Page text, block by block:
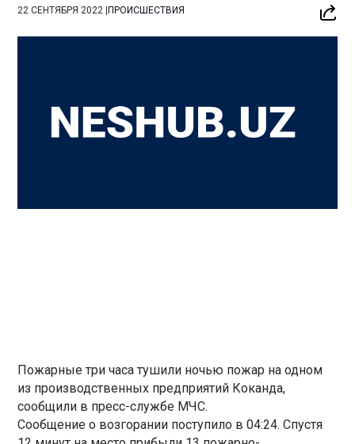
22 СЕНТЯБРЯ 2022 |ПРОИСШЕСТВИЯ
Пожарные три часа тушили ночью пожар на одном
из производственных предприятий Коканда,
сообщили в пресс-службе МЧС.
Сообщение о возгорании поступило в 04:24. Спустя